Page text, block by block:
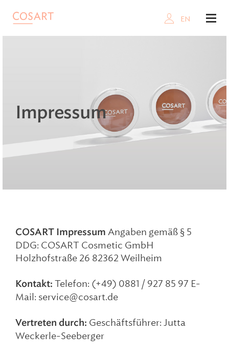
EN
Impressum
COSART Impressum Angaben gemäß § 5
DDG: COSART Cosmetic GmbH
Holzhofstraße 26 82362 Weilheim
Kontakt: Telefon: (+49) 0881 / 927 85 97 E-
Mail: service@cosart.de
Vertreten durch: Geschäftsführer: Jutta
Weckerle-Seeberger